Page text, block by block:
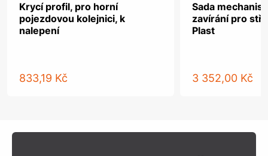
Krycí profil, pro horní
pojezdovou kolejnici, k
nalepení
833,19 Kč
Sada
zavírání pro
Plast
3 352,00 Kč